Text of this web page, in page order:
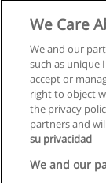
We Care
We and our
such as unique
accept or
right to object
the privacy
partners and
su privacidad
We and our